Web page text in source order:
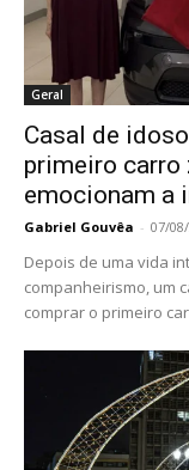
Geral
Casal de
primeiro carro
emocionam a
Gabriel Gouvêa - 07/
Depois de uma vida
companheirismo, um
comprar o primeiro